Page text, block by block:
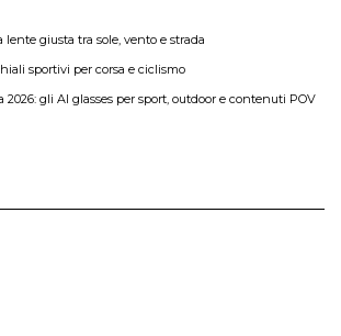
lente giusta tra sole, vento e strada
sportivi per corsa e ciclismo
2026: gli AI glasses per sport, outdoor e contenuti POV